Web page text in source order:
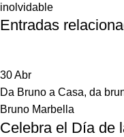
inolvidable
Entradas
30Abr
Da Bruno a Casa, da
Bruno Marbella
Celebra el Día de